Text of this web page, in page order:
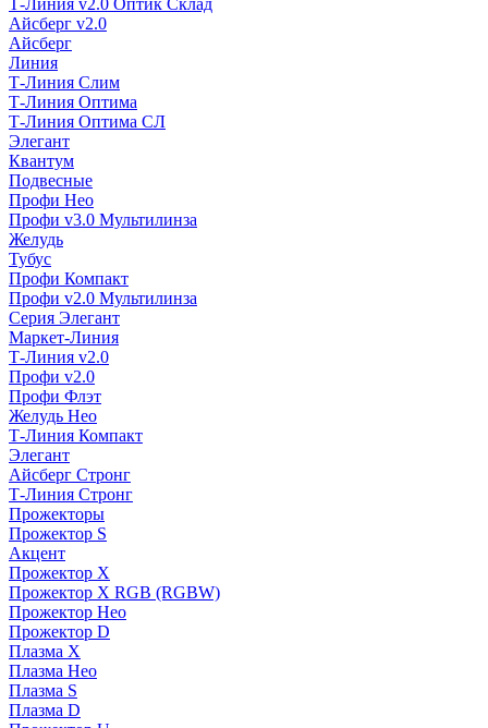
Т-Линия v2.0 Оптик Склад
Айсберг v2.0
Айсберг
Линия
Т-Линия Слим
Т-Линия Оптима
Т-Линия Оптима СЛ
Элегант
Квантум
Подвесные
Профи Нео
Профи v3.0 Мультилинза
Желудь
Тубус
Профи Компакт
Профи v2.0 Мультилинза
Серия Элегант
Маркет-Линия
Т-Линия v2.0
Профи v2.0
Профи Флэт
Желудь Нео
Т-Линия Компакт
Элегант
Айсберг Стронг
Т-Линия Стронг
Прожекторы
Прожектор S
Акцент
Прожектор X
Прожектор Х RGB (RGBW)
Прожектор Нео
Прожектор D
Плазма X
Плазма Нео
Плазма S
Плазма D